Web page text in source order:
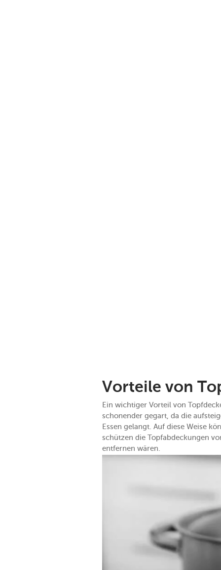
Vorteile von
Ein wichtiger Vorteil von
schonender gegart, da die
Essen gelangt. Auf diese Weise
schützen die Topfabdeckungen
entfernen wären.